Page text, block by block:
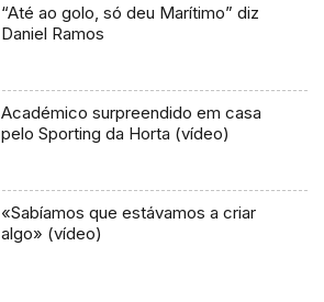
“Até ao golo, só deu Marítimo” diz
Daniel Ramos
Académico surpreendido em casa
pelo Sporting da Horta (vídeo)
«Sabíamos que estávamos a criar
algo» (vídeo)